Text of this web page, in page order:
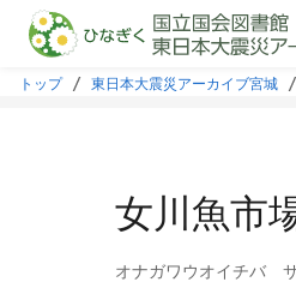
本文に飛ぶ
トップ 東日本大震災アーカイブ宮城
女川魚市
オナガワウオイチバ